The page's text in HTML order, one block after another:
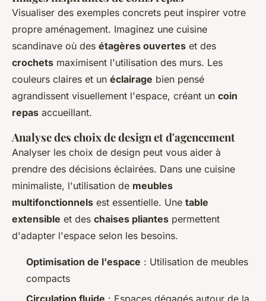
Visualiser des exemples concrets peut inspirer votre
propre aménagement. Imaginez une cuisine
scandinave où des étagères ouvertes et des
crochets maximisent l'utilisation des murs. Les
couleurs claires et un éclairage bien pensé
agrandissent visuellement l'espace, créant un coin
repas accueillant.
Analyse des choix de design et d'agencement
Analyser les choix de design peut vous aider à
prendre des décisions éclairées. Dans une cuisine
minimaliste, l'utilisation de meubles
multifonctionnels est essentielle. Une table
extensible et des chaises pliantes permettent
d'adapter l'espace selon les besoins.
Optimisation de l'espace : Utilisation de meubles
compacts